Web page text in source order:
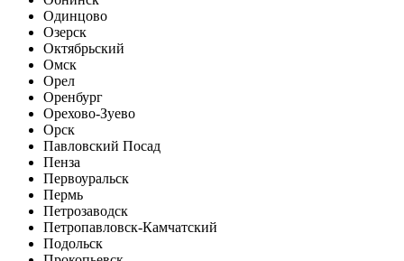
Одинцово
Озерск
Октябрьский
Омск
Орел
Оренбург
Орехово-Зуево
Орск
Павловский Посад
Пенза
Первоуральск
Пермь
Петрозаводск
Петропавловск-Камчатский
Подольск